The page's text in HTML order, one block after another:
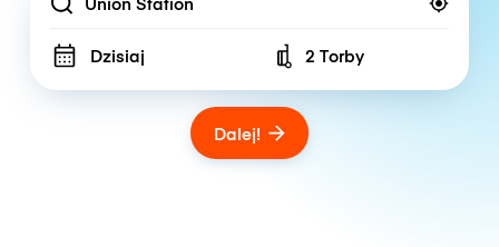
Location
Dzisiaj Number of bags
2 Torby
Dalej!